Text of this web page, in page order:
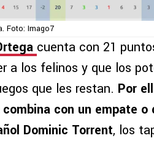
Foto: Imago7
cuenta con 21
a los felinos y que los
que les restan. Por
con un empate
Dominic Torrent, los